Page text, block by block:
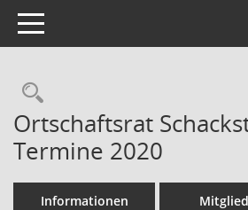
Toggle navigation
Rechercheauswahl
Ortschaftsrat
Termine 2020
Informationen